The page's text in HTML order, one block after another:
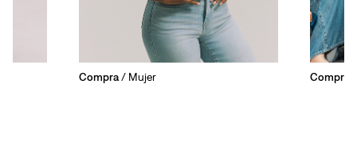
Compra/ Mujer Compra